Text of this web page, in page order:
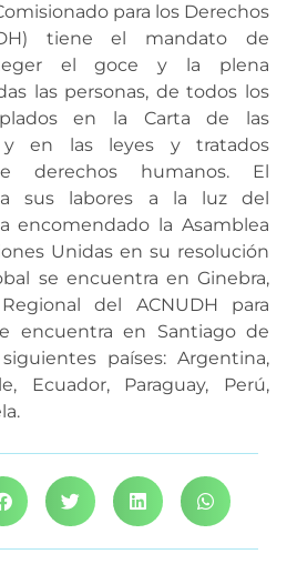
para los Derechos
tiene el mandato de
el goce y la plena
las personas, de todos los
en la Carta de las
y en las leyes y tratados
derechos humanos. El
sus labores a la luz del
encomendado la Asamblea
Unidas en su resolución
se encuentra en Ginebra,
del ACNUDH para
encuentra en Santiago de
países: Argentina,
Ecuador, Paraguay, Perú,